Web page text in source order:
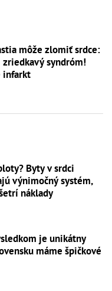
môže zlomiť srdce:
syndróm!
infarkt
Byty v srdci
výnimočný systém,
náklady
je unikátny
máme špičkové